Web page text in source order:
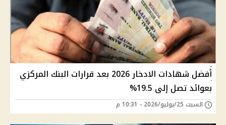
أفضل شهادات الادخار 2026 بعد قرارات البنك المركزي
بعوائد تصل إلى 19.5%
السبت 25/يوليو/2026 - 10:31 م